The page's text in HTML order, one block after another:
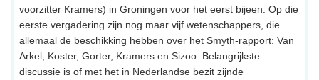
voorzitter Kramers) in Groningen voor het eerst bijeen. Op die
eerste vergadering zijn nog maar vijf wetenschappers, die
allemaal de beschikking hebben over het Smyth-rapport: Van
Arkel, Koster, Gorter, Kramers en Sizoo. Belangrijkste
discussie is of met het in Nederlandse bezit zijnde